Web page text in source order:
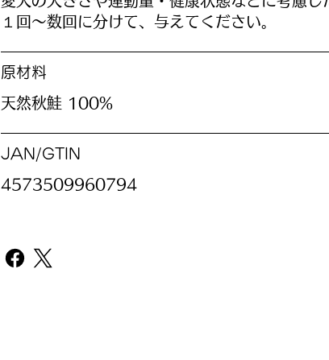
１回～数回に分けて、与えてください。
原材料
天然秋鮭 100%
JAN/GTIN
4573509960794